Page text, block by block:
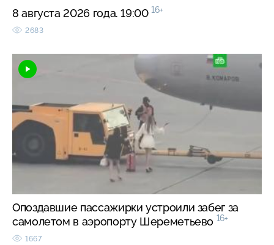
8 августа 2026 года. 19:00 16+
2683
Опоздавшие пассажирки устроили забег за
самолетом в аэропорту Шереметьево 16+
1667